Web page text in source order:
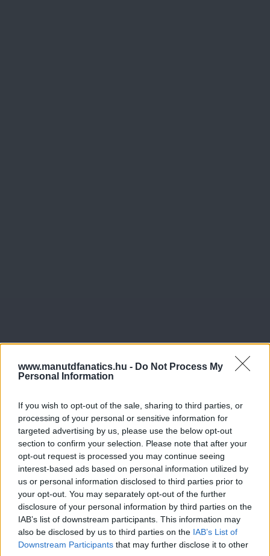
www.manutdfanatics.hu - Do Not Process My
Personal Information
If you wish to opt-out of the sale, sharing to third parties, or
processing of your personal or sensitive information for
targeted advertising by us, please use the below opt-out
section to confirm your selection. Please note that after your
opt-out request is processed you may continue seeing
interest-based ads based on personal information utilized by
us or personal information disclosed to third parties prior to
your opt-out. You may separately opt-out of the further
disclosure of your personal information by third parties on the
IAB’s list of downstream participants. This information may
also be disclosed by us to third parties on the IAB’s List of
Downstream Participants that may further disclose it to other